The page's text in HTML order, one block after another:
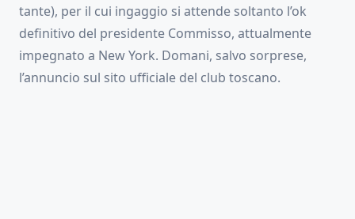
tante), per il cui ingaggio si attende soltanto l’ok
definitivo del presidente Commisso, attualmente
impegnato a New York. Domani, salvo sorprese,
l’annuncio sul sito ufficiale del club toscano.